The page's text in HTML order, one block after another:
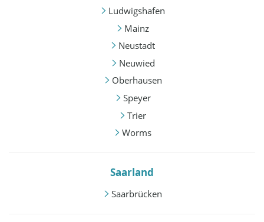
Ludwigshafen
Mainz
Neustadt
Neuwied
Oberhausen
Speyer
Trier
Worms
Saarland
Saarbrücken